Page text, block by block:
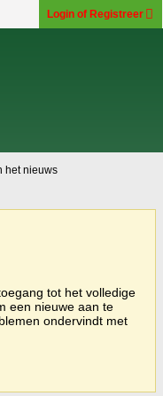
Login of Registreer
het nieuws
tot het volledige
een nieuwe aan te
ondervindt met